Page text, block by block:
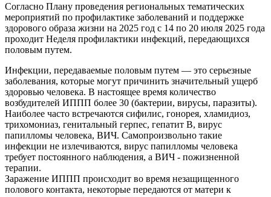
Согласно Плану проведения региональных тематических
мероприятий по профилактике заболеваний и поддержке
здорового образа жизни на 2025 год с 14 по 20 июля 2025 года
проходит Неделя профилактики инфекций, передающихся
половым путем.
Инфекции, передаваемые половым путем — это серьезные
заболевания, которые могут причинить значительный ущерб
здоровью человека. В настоящее время количество
возбудителей ИППП более 30 (бактерии, вирусы, паразиты).
Наиболее часто встречаются сифилис, гонорея, хламидиоз,
трихомониаз, генитальный герпес, гепатит В, вирус
папилломы человека, ВИЧ. Самопроизвольно такие
инфекции не излечиваются, вирус папилломы человека
требует постоянного наблюдения, а ВИЧ - пожизненной
терапии.
Заражение ИППП происходит во время незащищенного
полового контакта, некоторые передаются от матери к